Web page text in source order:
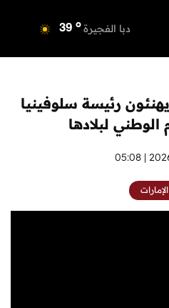
دبا الفجيرة 39 o
أم القيوين o
راس الخيمة o
الفجيرة
رئيسة سلوفينيا
الوطني لبلادها
2026-